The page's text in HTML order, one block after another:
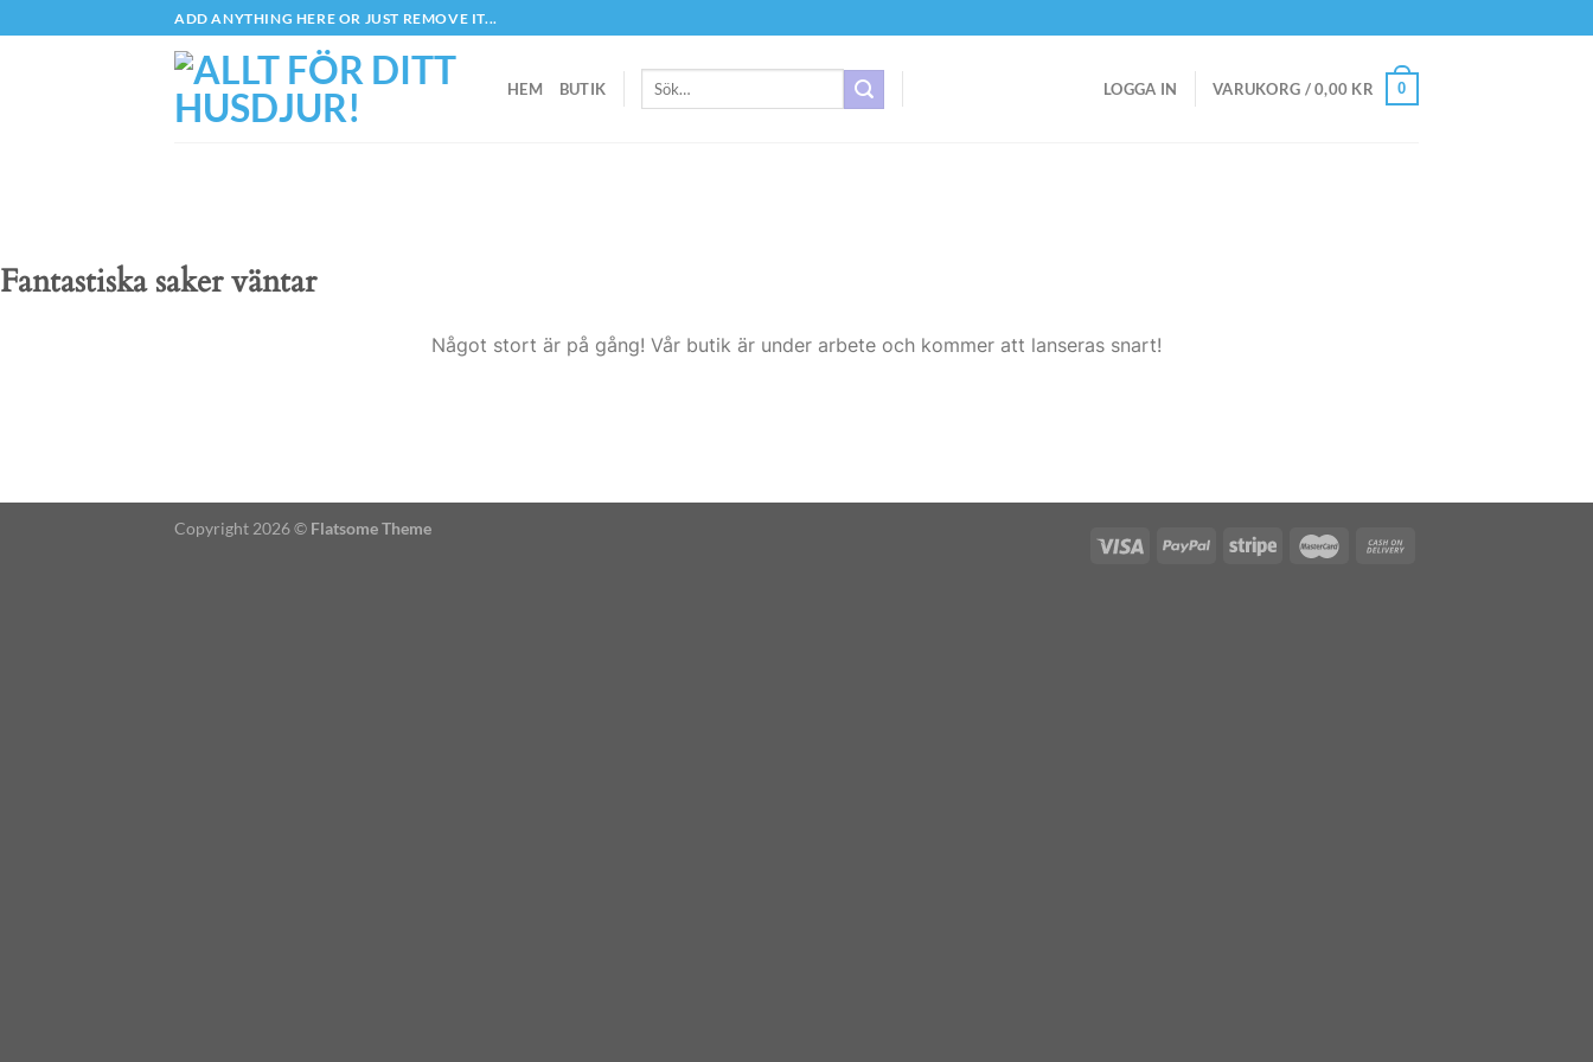
to
ADD ANYTHING HERE OR JUST REMOVE IT...
HEM BUTIK
Sök
LOGGA IN VARUKORG /0,00 KR 0
Fantastiska saker väntar
Något stort är på gång! Vår butik är under arbete och kommer att lanseras snart!
Copyright 2026 © Flatsome Theme